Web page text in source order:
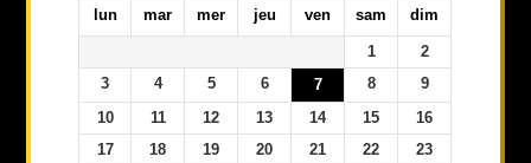
lun mar mer jeu ven sam dim
1
2
3
4 5 6 7 8
9
10
11 12 13 14 15
16
17
18 19 20 21 22
23